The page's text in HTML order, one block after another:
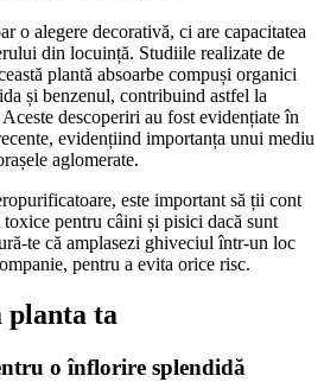
o alegere decorativă, ci are capacitatea
din locuință. Studiile realizate de
plantă absoarbe compuși organici
și benzenul, contribuind astfel la
descoperiri au fost evidențiate în
evidențiind importanța unui mediu
aglomerate.
este important să ții cont
pentru câini și pisici dacă sunt
te că amplasezi ghiveciul într-un loc
pentru a evita orice risc.
planta ta
o înflorire splendidă